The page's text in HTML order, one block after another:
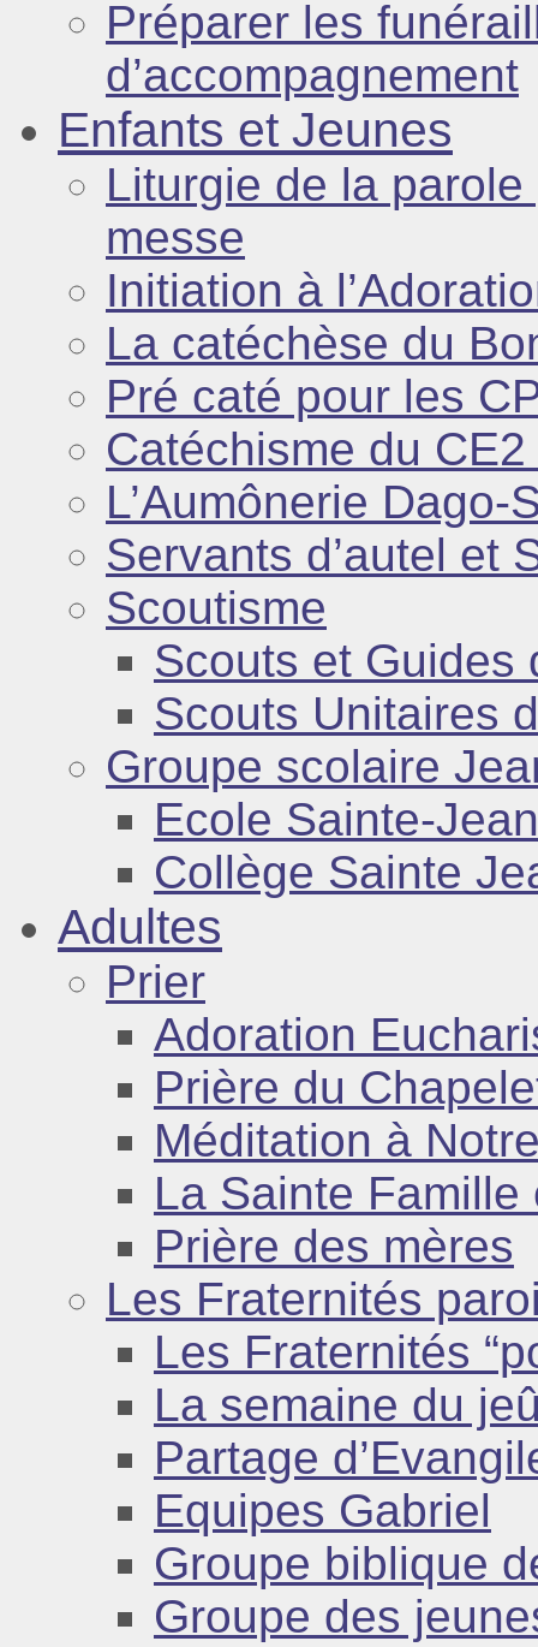
Préparer les
d’accompagnement
Enfants et Jeunes
Liturgie de la
messe
Initiation à
La catéchèse du
Pré caté pour les
Catéchisme du
L’Aumônerie Dago-
Servants d’autel et
Scoutisme
Scouts et Guides
Scouts Unitaires
Groupe scolaire
Ecole Sainte-
Collège Sainte
Adultes
Prier
Adoration
Prière du
Méditation à
La Sainte Famille
Prière des mères
Les Fraternités
Les Fraternités
La semaine du
Partage
Equipes Gabriel
Groupe biblique
Groupe des